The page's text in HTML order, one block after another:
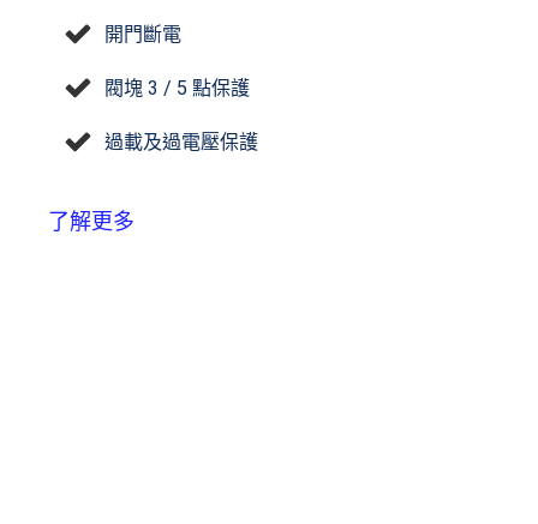
開門斷電
閥塊 3 / 5 點保護
過載及過電壓保護
了解更多